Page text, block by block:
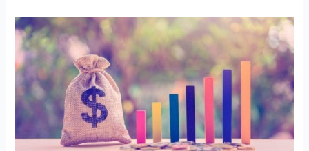
Proposta
amplia
condições
de
pagamento
de
empréstimos
do